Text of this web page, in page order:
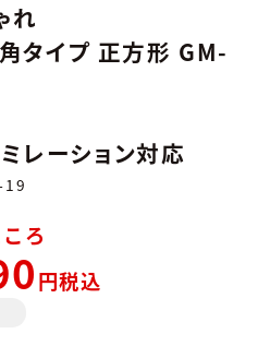
れ
タイプ 正方形 GM-
レーション対応
19
ろ
税込